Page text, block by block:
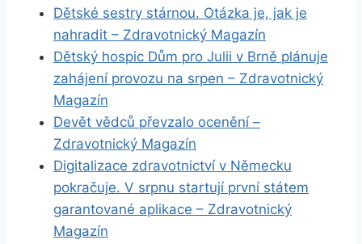
Dětské sestry stárnou. Otázka je, jak je
nahradit – Zdravotnický Magazín
Dětský hospic Dům pro Julii v Brně plánuje
zahájení provozu na srpen – Zdravotnický
Magazín
Devět vědců převzalo ocenění –
Zdravotnický Magazín
Digitalizace zdravotnictví v Německu
pokračuje. V srpnu startují první státem
garantované aplikace – Zdravotnický
Magazín